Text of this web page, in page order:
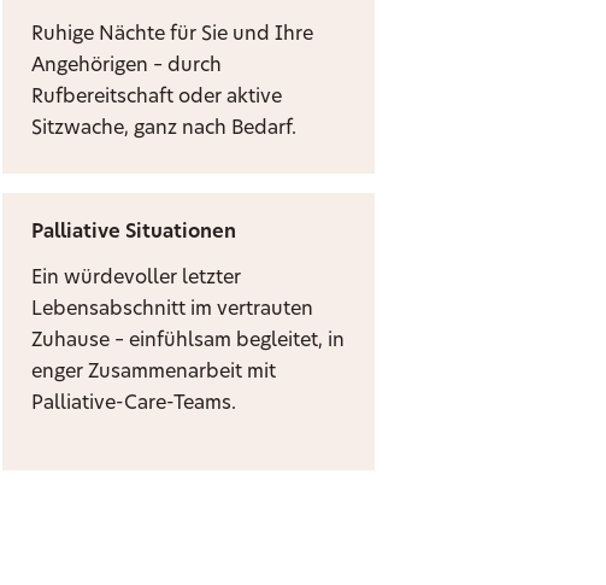
Ruhige Nächte für Sie und Ihre
Angehörigen – durch
Rufbereitschaft oder aktive
Sitzwache, ganz nach Bedarf.
Palliative Situationen
Ein würdevoller letzter
Lebensabschnitt im vertrauten
Zuhause – einfühlsam begleitet, in
enger Zusammenarbeit mit
Palliative-Care-Teams.